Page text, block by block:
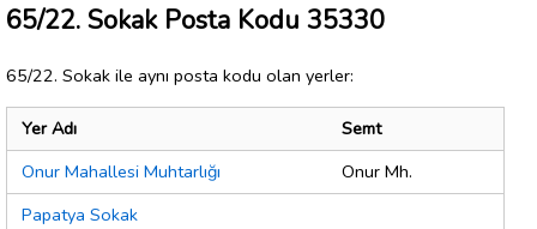
65/22. Sokak Posta Kodu 35330
65/22. Sokak ile aynı posta kodu olan yerler:
Yer Adı
Semt
Onur Mahallesi Muhtarlığı
Onur Mh.
Papatya Sokak